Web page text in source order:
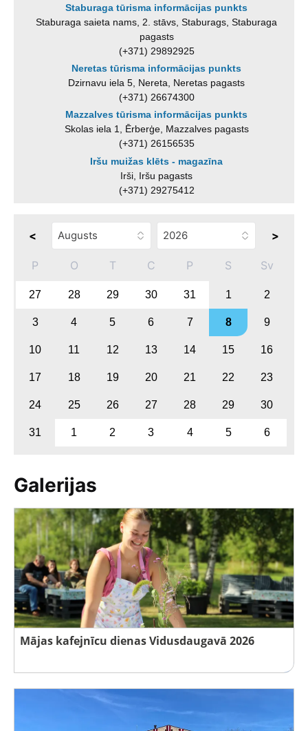
Staburaga tūrisma informācijas punkts
Staburaga saieta nams, 2. stāvs, Staburags, Staburaga
pagasts
(+371) 29892925
Neretas tūrisma informācijas punkts
Dzirnavu iela 5, Nereta, Neretas pagasts
(+371) 26674300
Mazzalves tūrisma informācijas punkts
Skolas iela 1, Ērberģe, Mazzalves pagasts
(+371) 26156535
Iršu muižas klēts - magazīna
Irši, Iršu pagasts
(+371) 29275412
< >
P O T C P S Sv
27 28 29 30 31 1 2
3 4 5 6 7 8 9
10 11 12 13 14 15 16
17 18 19 20 21 22 23
24 25 26 27 28 29 30
31 1 2 3 4 5 6
Galerijas
Mājas kafejnīcu dienas Vidusdaugavā 2026